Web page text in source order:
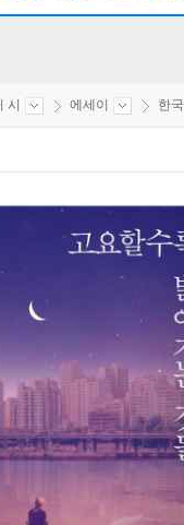
시 에세이 한